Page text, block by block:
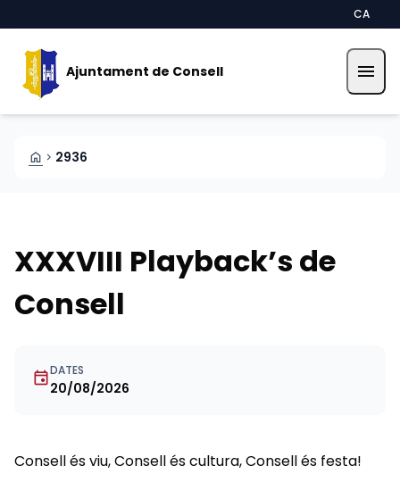
CA
Ajuntament de Consell menu
HOME CHEVRON_RIGHT 2936
XXXVIII Playback’s de
Consell
eventDATES
20/08/2026
Consell és viu, Consell és cultura, Consell és festa!